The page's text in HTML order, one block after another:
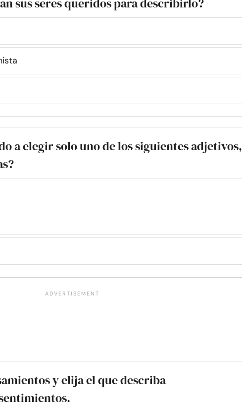
a elegir solo uno de los siguientes adjetivos,
y elija el que describa